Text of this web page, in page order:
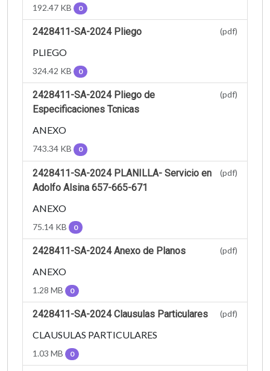
192.47 KB 0
2428411-SA-2024 Pliego (pdf)
PLIEGO
324.42 KB 0
2428411-SA-2024 Pliego de
Especificaciones Tcnicas
(pdf)
ANEXO
743.34 KB 0
2428411-SA-2024 PLANILLA- Servicio en
Adolfo Alsina 657-665-671
(pdf)
ANEXO
75.14 KB 0
2428411-SA-2024 Anexo de Planos (pdf)
ANEXO
1.28 MB 0
2428411-SA-2024 Clausulas Particulares (pdf)
CLAUSULAS PARTICULARES
1.03 MB 0